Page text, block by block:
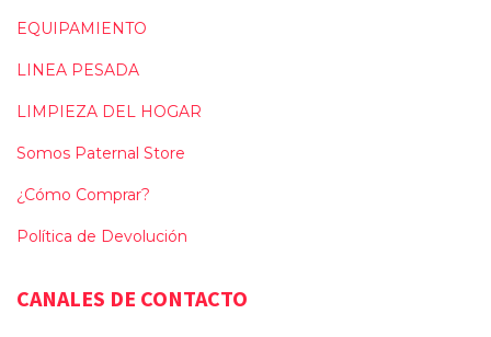
EQUIPAMIENTO
LINEA PESADA
LIMPIEZA DEL HOGAR
Somos Paternal Store
¿Cómo Comprar?
Política de Devolución
CANALES DE CONTACTO